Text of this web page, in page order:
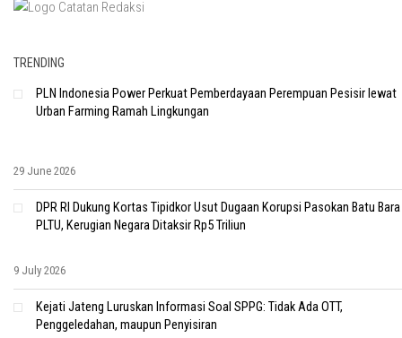
TRENDING
PLN Indonesia Power Perkuat Pemberdayaan Perempuan Pesisir lewat
Urban Farming Ramah Lingkungan
29 June 2026
DPR RI Dukung Kortas Tipidkor Usut Dugaan Korupsi Pasokan Batu Bara
PLTU, Kerugian Negara Ditaksir Rp5 Triliun
9 July 2026
Kejati Jateng Luruskan Informasi Soal SPPG: Tidak Ada OTT,
Penggeledahan, maupun Penyisiran